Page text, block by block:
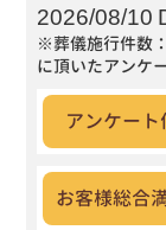
2026/08/10
※葬儀施行件数
に頂いたアンケ
アンケート
お客様総合